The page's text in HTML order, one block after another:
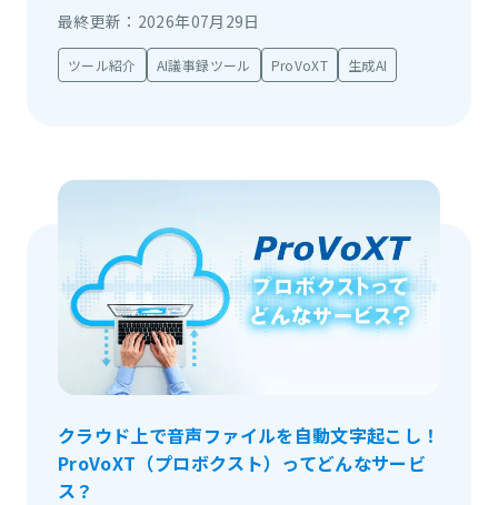
最終更新：2026年07月29日
ツール紹介 AI議事録ツール ProVoXT 生成AI
クラウド上で音声ファイルを自動文字起こし！
ProVoXT（プロボクスト）ってどんなサービ
ス？